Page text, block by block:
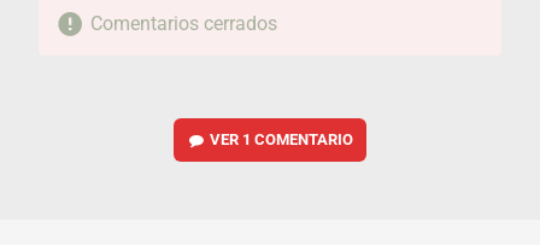
Comentarios cerrados
VER 1 COMENTARIO